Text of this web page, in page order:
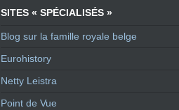
SITES « SPÉCIALISÉS »
Blog sur la famille royale belge
Eurohistory
Netty Leistra
Point de Vue